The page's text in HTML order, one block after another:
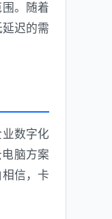
。随着
迟的需
数字化
脑方案
信，卡